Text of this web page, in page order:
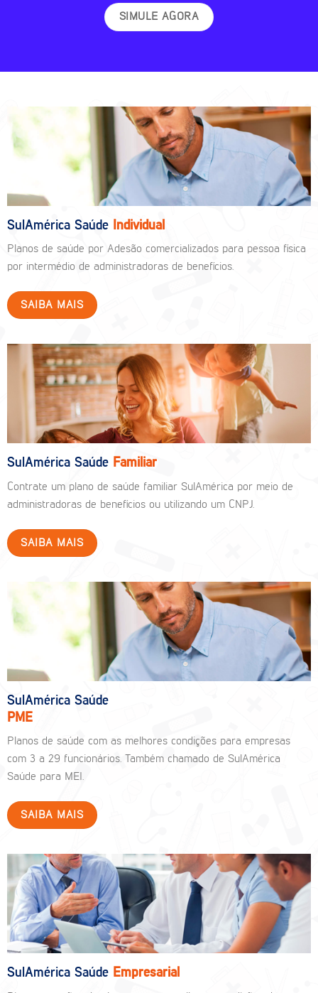
SIMULE AGORA
SulAmérica Saúde Individual
Planos de saúde por Adesão comercializados para pessoa física
por intermédio de administradoras de benefícios.
SAIBA MAIS
SulAmérica Saúde Familiar
Contrate um plano de saúde familiar SulAmérica por meio de
administradoras de benefícios ou utilizando um CNPJ.
SAIBA MAIS
SulAmérica Saúde
PME
Planos de saúde com as melhores condições para empresas
com 3 a 29 funcionários. Também chamado de SulAmérica
Saúde para MEI.
SAIBA MAIS
SulAmérica Saúde Empresarial